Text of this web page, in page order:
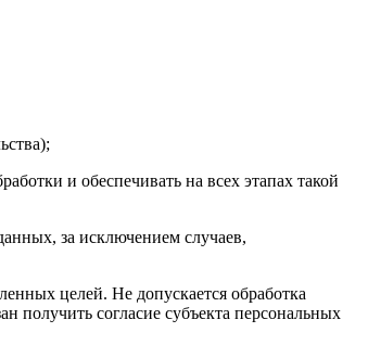
и обеспечивать на всех этапах такой
за исключением случаев,
целей. Не допускается обработка
получить согласие субъекта персональных